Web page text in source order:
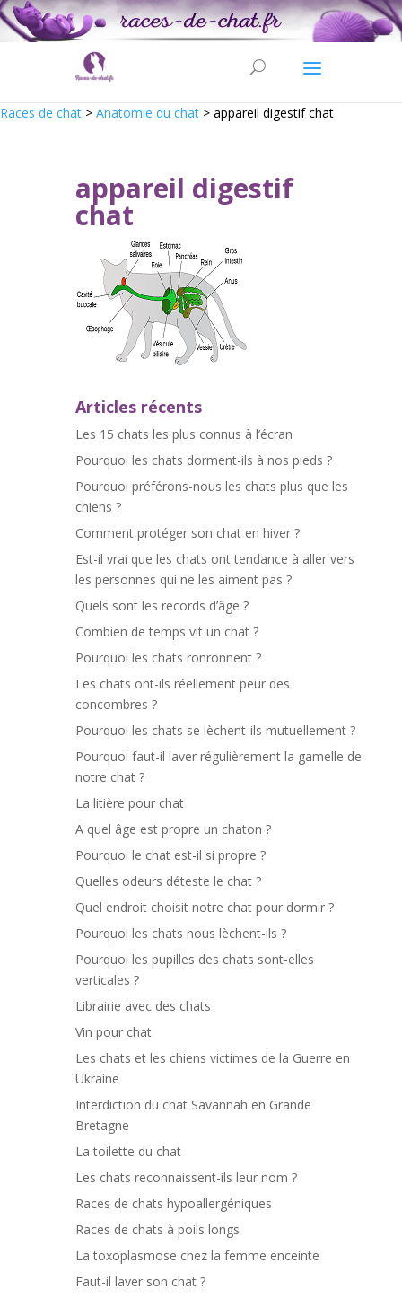
Races de chat > Anatomie du chat > appareil digestif chat
appareil digestif
chat
Articles récents
Les 15 chats les plus connus à l’écran
Pourquoi les chats dorment-ils à nos pieds ?
Pourquoi préférons-nous les chats plus que les
chiens ?
Comment protéger son chat en hiver ?
Est-il vrai que les chats ont tendance à aller vers
les personnes qui ne les aiment pas ?
Quels sont les records d’âge ?
Combien de temps vit un chat ?
Pourquoi les chats ronronnent ?
Les chats ont-ils réellement peur des
concombres ?
Pourquoi les chats se lèchent-ils mutuellement ?
Pourquoi faut-il laver régulièrement la gamelle de
notre chat ?
La litière pour chat
A quel âge est propre un chaton ?
Pourquoi le chat est-il si propre ?
Quelles odeurs déteste le chat ?
Quel endroit choisit notre chat pour dormir ?
Pourquoi les chats nous lèchent-ils ?
Pourquoi les pupilles des chats sont-elles
verticales ?
Librairie avec des chats
Vin pour chat
Les chats et les chiens victimes de la Guerre en
Ukraine
Interdiction du chat Savannah en Grande
Bretagne
La toilette du chat
Les chats reconnaissent-ils leur nom ?
Races de chats hypoallergéniques
Races de chats à poils longs
La toxoplasmose chez la femme enceinte
Faut-il laver son chat ?